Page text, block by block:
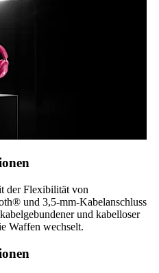
der Flexibilität von
und 3,5-mm-Kabelanschluss
und kabelloser
Waffen wechselt.